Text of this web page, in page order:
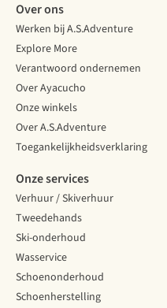
Over ons
Werken bij A.S.Adventure
Explore More
Verantwoord ondernemen
Over Ayacucho
Onze winkels
Over A.S.Adventure
Toegankelijkheidsverklaring
Onze services
Verhuur / Skiverhuur
Tweedehands
Ski-onderhoud
Wasservice
Schoenonderhoud
Schoenherstelling